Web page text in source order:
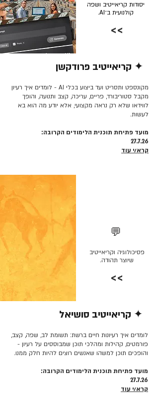
יסודות קריאייטיב ושפה
קולנועית ב־AI.
>>
✦ קריאייטיב פרודקשן
מקונספט ותסריט ועד ביצוע בכלי AI - לומדים איך רעיון
מקבל סטוריבורד, פריים, עריכה, קצב ותנועה, והופך
לווידאו שלא רק נראה מקצועי, אלא יודע מה הוא בא
לעשות.
מועד פתיחת תוכנית הלימודים הקרובה:
27.7.26
קרא/י עוד
💬
פסיכולוגיה וקריאייטיב
שיוצר תהודה.
>>
✦ קריאייטיב סושיאל
לומדים איך רעיונות חיים ברשת: תשומת לב, שפה, קצב,
פורמטים, קהילות ומהלכי תוכן שמבוססים על רעיון -
והופכים תוכן למשהו שאנשים רוצים להיות חלק ממנו.
מועד פתיחת תוכנית הלימודים הקרובה:
27.7.26
קרא/י עוד